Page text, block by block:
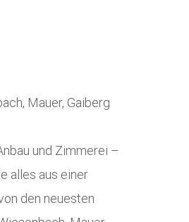
Mauer, Gaiberg
und Zimmerei –
alles aus einer
den neuesten